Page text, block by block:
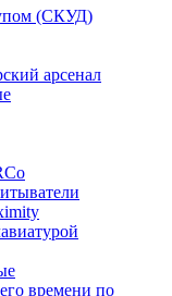
(СКУД)
арсенал
времени по